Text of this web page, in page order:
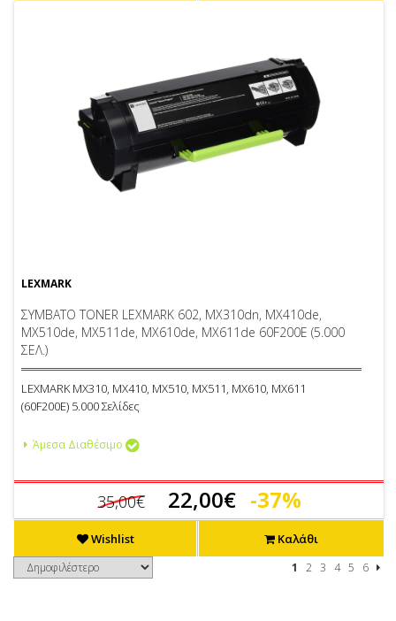
LEXMARK
ΣΥΜΒΑΤΟ TONER LEXMARK 602, MX310dn, MX410de,
MX510de, MX511de, MX610de, MX611de 60F200E (5.000
ΣΕΛ.)
LEXMARK MX310, MX410, MX510, MX511, MX610, MX611
(60F200E) 5.000 Σελίδες
Άμεσα Διαθέσιμο
35,00€ 22,00€ -37%
Wishlist Καλάθι
1 2 3 4 5 6